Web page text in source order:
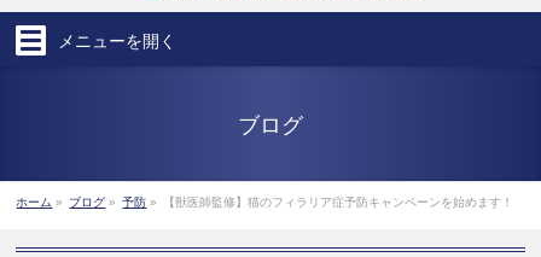
メニューを開く
ブログ
ホーム » ブログ » 予防 » 【獣医師監修】猫のフィラリア症予防キャンペーンを始めます！